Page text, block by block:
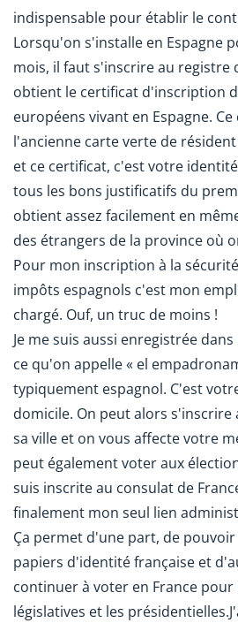
indispensable pour établir le
Lorsqu'on s'installe en Espagne
mois, il faut s'inscrire au registre
obtient le certificat d'inscription
européens vivant en Espagne.
l'ancienne carte verte de résident
et ce certificat, c'est votre
tous les bons justificatifs du
obtient assez facilement en
des étrangers de la province où
Pour mon inscription à la
impôts espagnols c'est mon
chargé. Ouf, un truc de moins !
Je me suis aussi enregistrée
ce qu'on appelle « el
typiquement espagnol. C'est
domicile. On peut alors s'inscrire
sa ville et on vous affecte votre
peut également voter aux
suis inscrite au consulat de
finalement mon seul lien
Ça permet d'une part, de
papiers d'identité française et
continuer à voter en France pour
législatives et les